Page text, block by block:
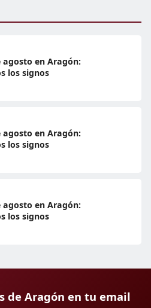
agosto en Aragón:
los signos
agosto en Aragón:
los signos
agosto en Aragón:
los signos
de Aragón en tu email